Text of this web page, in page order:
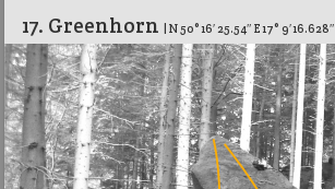
17. Greenhorn | N 50° 16′ 25.54″ E 17° 9′ 16.628″